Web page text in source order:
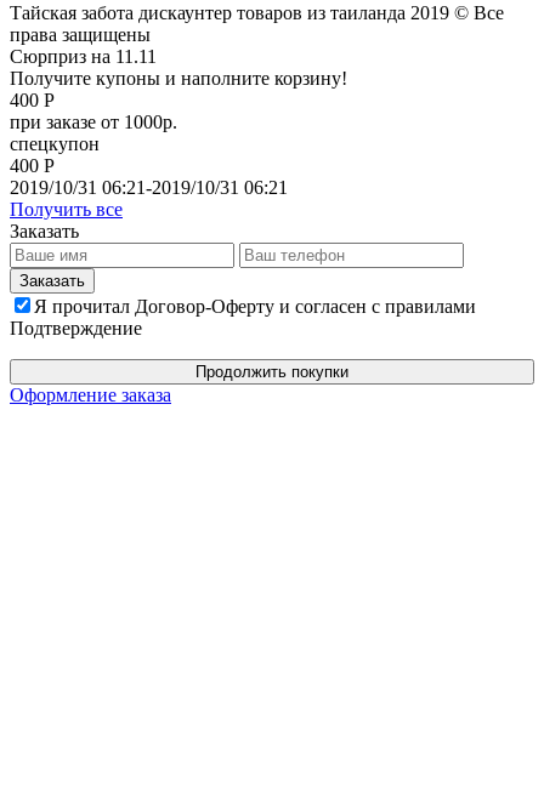
Тайская забота дискаунтер товаров из таиланда 2019 © Все
права защищены
Сюрприз на 11.11
Получите купоны и наполните корзину!
400 Р
при заказе от 1000р.
спецкупон
400 Р
2019/10/31 06:21-2019/10/31 06:21
Получить все
Заказать
Я прочитал Договор-Оферту и согласен с правилами
Подтверждение
Продолжить покупки
Оформление заказа